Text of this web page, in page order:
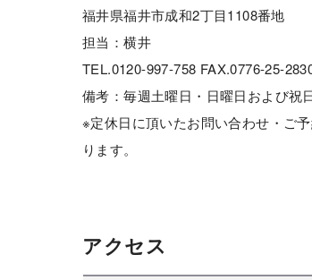
福井県福井市成和2丁目1108番地
担当：横井
TEL.0120-997-758 FAX.0776-25-
備考：毎週土曜日・日曜日および祝
※定休日に頂いたお問い合わせ・ご
ります。
アクセス